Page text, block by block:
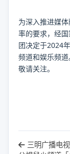
为深入推进媒
率的要求，经
团决定于2024
频道和娱乐频道
敬请关注。
三明广播电